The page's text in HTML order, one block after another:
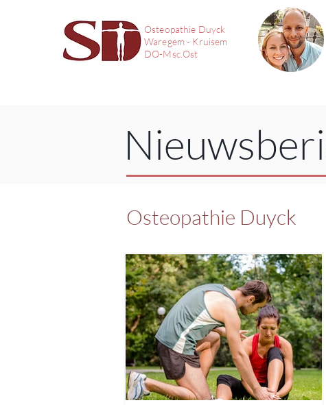
Osteopathie Duyck
Waregem - Kruisem
DO-Msc.Ost
Osteopathie Duyck